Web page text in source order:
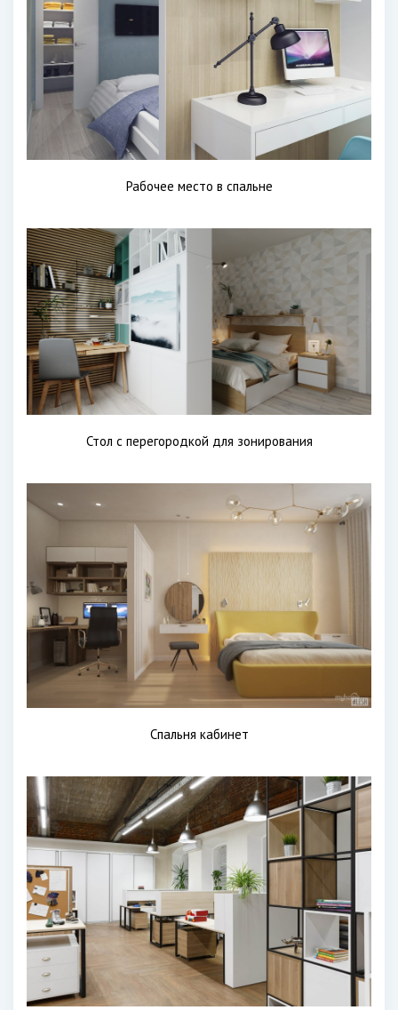
Рабочее место в спальне
Стол с перегородкой для зонирования
Спальня кабинет